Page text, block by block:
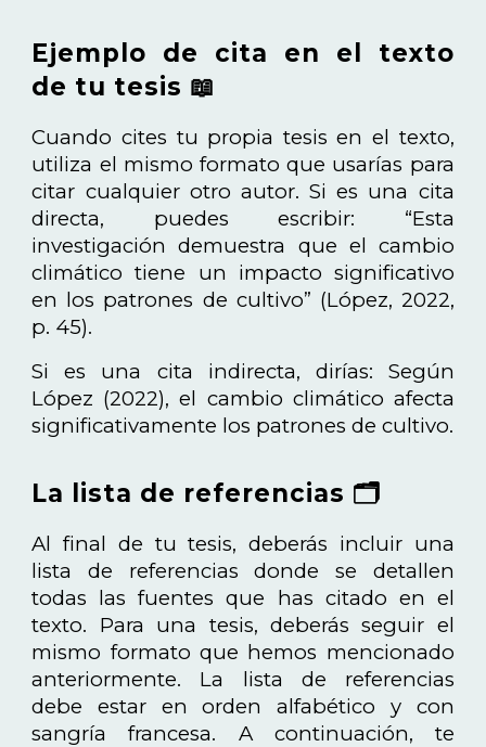
Ejemplo de cita en el texto
de tu tesis 📖
Cuando cites tu propia tesis en el texto,
utiliza el mismo formato que usarías para
citar cualquier otro autor. Si es una cita
directa, puedes escribir: “Esta
investigación demuestra que el cambio
climático tiene un impacto significativo
en los patrones de cultivo” (López, 2022,
p. 45).
Si es una cita indirecta, dirías: Según
López (2022), el cambio climático afecta
significativamente los patrones de cultivo.
La lista de referencias 🗂️
Al final de tu tesis, deberás incluir una
lista de referencias donde se detallen
todas las fuentes que has citado en el
texto. Para una tesis, deberás seguir el
mismo formato que hemos mencionado
anteriormente. La lista de referencias
debe estar en orden alfabético y con
sangría francesa. A continuación, te